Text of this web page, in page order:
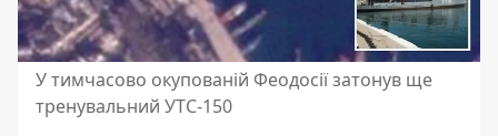
У тимчасово окупованій Феодосії затонув ще
тренувальний УТС-150